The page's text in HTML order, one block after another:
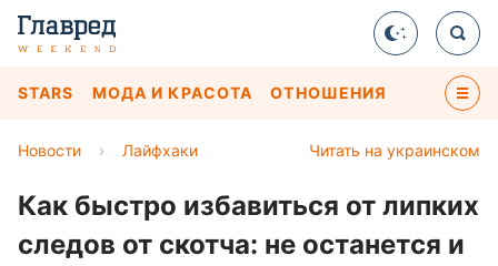
STARS МОДА И КРАСОТА ОТНОШЕНИЯ
Читать на украинском
Новости › Лайфхаки
Как быстро избавиться от липких
следов от скотча: не останется и